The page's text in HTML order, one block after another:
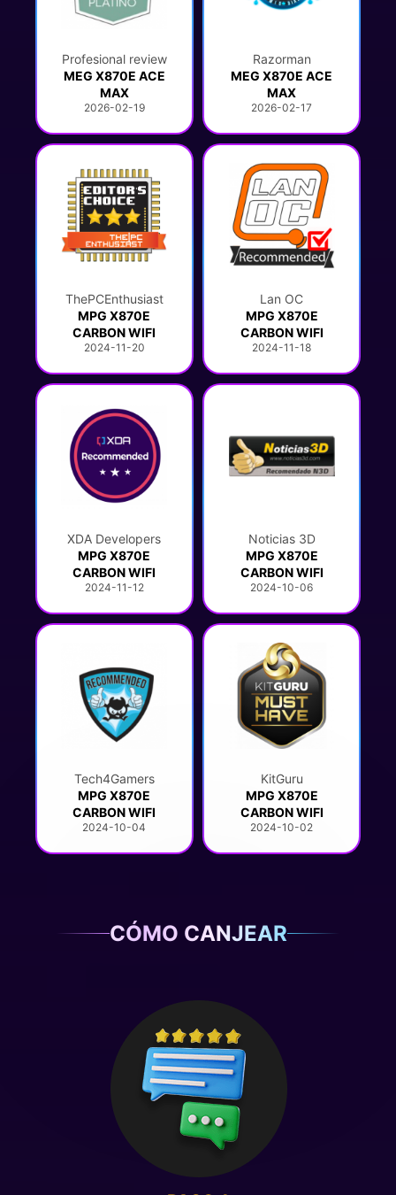
Profesional review
MEG X870E ACE
MAX
2026-02-19
Razorman
MEG X870E ACE
MAX
2026-02-17
ThePCEnthusiast
MPG X870E
CARBON WIFI
2024-11-20
Lan OC
MPG X870E
CARBON WIFI
2024-11-18
XDA Developers
MPG X870E
CARBON WIFI
2024-11-12
Noticias 3D
MPG X870E
CARBON WIFI
2024-10-06
Tech4Gamers
MPG X870E
CARBON WIFI
2024-10-04
KitGuru
MPG X870E
CARBON WIFI
2024-10-02
CÓMO CANJEAR